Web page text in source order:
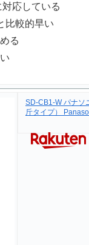
応している
比較的早い
る
SD-CB1-W パナソ
斤タイプ）